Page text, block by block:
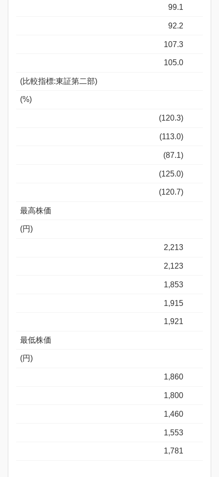
99.1
92.2
107.3
105.0
(比較指標:東証第二部)
(%)
(120.3)
(113.0)
(87.1)
(125.0)
(120.7)
最高株価
(円)
2,213
2,123
1,853
1,915
1,921
最低株価
(円)
1,860
1,800
1,460
1,553
1,781